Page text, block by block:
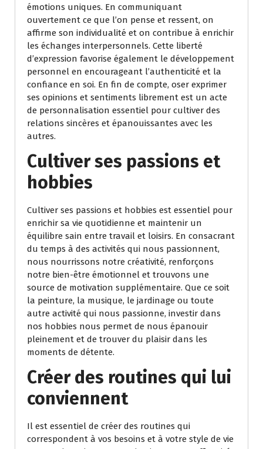
émotions uniques. En communiquant
ouvertement ce que l’on pense et ressent, on
affirme son individualité et on contribue à enrichir
les échanges interpersonnels. Cette liberté
d’expression favorise également le développement
personnel en encourageant l’authenticité et la
confiance en soi. En fin de compte, oser exprimer
ses opinions et sentiments librement est un acte
de personnalisation essentiel pour cultiver des
relations sincères et épanouissantes avec les
autres.
Cultiver ses passions et
hobbies
Cultiver ses passions et hobbies est essentiel pour
enrichir sa vie quotidienne et maintenir un
équilibre sain entre travail et loisirs. En consacrant
du temps à des activités qui nous passionnent,
nous nourrissons notre créativité, renforçons
notre bien-être émotionnel et trouvons une
source de motivation supplémentaire. Que ce soit
la peinture, la musique, le jardinage ou toute
autre activité qui nous passionne, investir dans
nos hobbies nous permet de nous épanouir
pleinement et de trouver du plaisir dans les
moments de détente.
Créer des routines qui lui
conviennent
Il est essentiel de créer des routines qui
correspondent à vos besoins et à votre style de vie